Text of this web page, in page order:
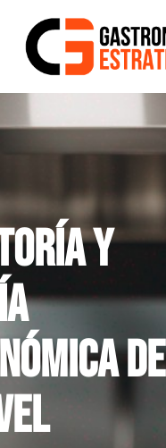
Y
DE